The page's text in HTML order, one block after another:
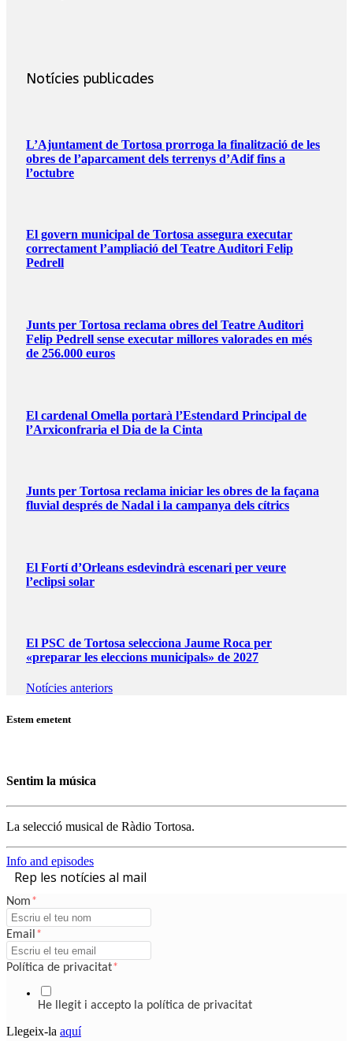
Notícies publicades
L’Ajuntament de Tortosa prorroga la finalització de les
obres de l’aparcament dels terrenys d’Adif fins a
l’octubre
El govern municipal de Tortosa assegura executar
correctament l’ampliació del Teatre Auditori Felip
Pedrell
Junts per Tortosa reclama obres del Teatre Auditori
Felip Pedrell sense executar millores valorades en més
de 256.000 euros
El cardenal Omella portarà l’Estendard Principal de
l’Arxiconfraria el Dia de la Cinta
Junts per Tortosa reclama iniciar les obres de la façana
fluvial després de Nadal i la campanya dels cítrics
El Fortí d’Orleans esdevindrà escenari per veure
l’eclipsi solar
El PSC de Tortosa selecciona Jaume Roca per
«preparar les eleccions municipals» de 2027
Notícies anteriors
Estem emetent
Sentim la música
La selecció musical de Ràdio Tortosa.
Info and episodes
Rep les notícies al mail
Nom*
Email *
Política de privacitat*
He llegit i accepto la política de privacitat
Llegeix-la aquí